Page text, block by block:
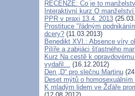
RECENZE: Co je to
Interaktivní kurz O
PPR v praxi 13.4. 2013
Prostituce "řádným
dcery? (11.03.2013)
Benedikt XVI.: Absence víry
Pilíře a zabijáci šťastného
Kurz Na cestě k
vydařil… (16.12.2012)
Den „D“ pro slečnu Martinu
Deset mýtů o homosexuálním
K mladým lidem ve Žďáře